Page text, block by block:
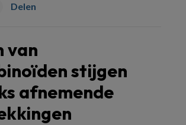
Delen
van
stijgen
afnemende